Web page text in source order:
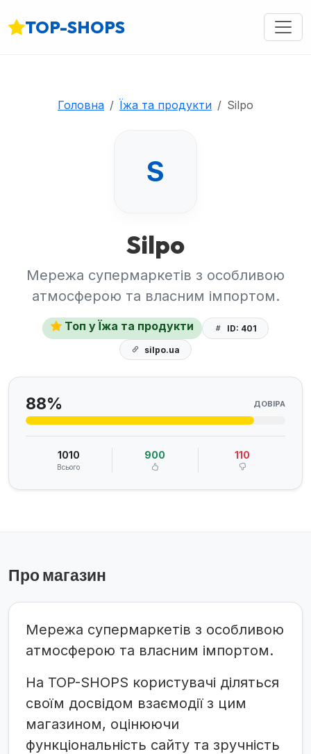
TOP-SHOPS
Головна Їжа та продукти Silpo
S
Silpo
Мережа супермаркетів з особливою
атмосферою та власним імпортом.
Топ у Їжа та продукти ID: 401
silpo.ua
88% ДОВІРА
1010
Всього
900 110
Про магазин
Мережа супермаркетів з особливою
атмосферою та власним імпортом.
На TOP-SHOPS користувачі діляться
своїм досвідом взаємодії з цим
магазином, оцінюючи
функціональність сайту та зручність